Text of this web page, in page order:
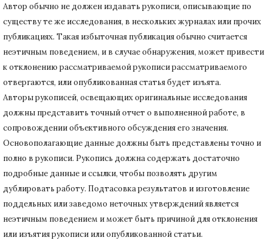
Автор обычно не должен издавать рукописи, описывающие по
существу те же исследования, в нескольких журналах или прочих
публикациях. Такая избыточная публикация обычно считается
неэтичным поведением, и в случае обнаружения, может привести
к отклонению рассматриваемой рукописи рассматриваемого
отвергаются, или опубликованная статья будет изъята.
Авторы рукописей, освещающих оригинальные исследования
должны представить точный отчет о выполненной работе, в
сопровождении объективного обсуждения его значения.
Основополагающие данные должны быть представлены точно и
полно в рукописи. Рукопись должна содержать достаточно
подробные данные и ссылки, чтобы позволять другим
дублировать работу. Подтасовка результатов и изготовление
поддельных или заведомо неточных утверждений является
неэтичным поведением и может быть причиной для отклонения
или изъятия рукописи или опубликованной статьи.